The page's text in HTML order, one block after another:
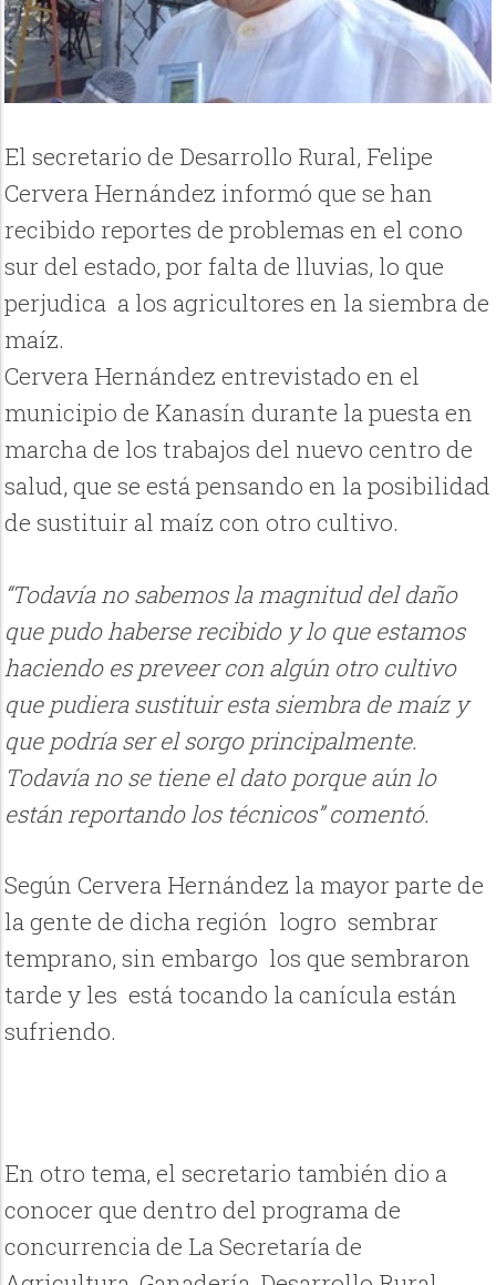
El secretario de Desarrollo Rural, Felipe
Cervera Hernández informó que se han
recibido reportes de problemas en el cono
sur del estado, por falta de lluvias, lo que
perjudica a los agricultores en la siembra de
maíz.
Cervera Hernández entrevistado en el
municipio de Kanasín durante la puesta en
marcha de los trabajos del nuevo centro de
salud, que se está pensando en la posibilidad
de sustituir al maíz con otro cultivo.
“Todavía no sabemos la magnitud del daño
que pudo haberse recibido y lo que estamos
haciendo es preveer con algún otro cultivo
que pudiera sustituir esta siembra de maíz y
que podría ser el sorgo principalmente.
Todavía no se tiene el dato porque aún lo
están reportando los técnicos” comentó.
Según Cervera Hernández la mayor parte de
la gente de dicha región logro sembrar
temprano, sin embargo los que sembraron
tarde y les está tocando la canícula están
sufriendo.
En otro tema, el secretario también dio a
conocer que dentro del programa de
concurrencia de La Secretaría de